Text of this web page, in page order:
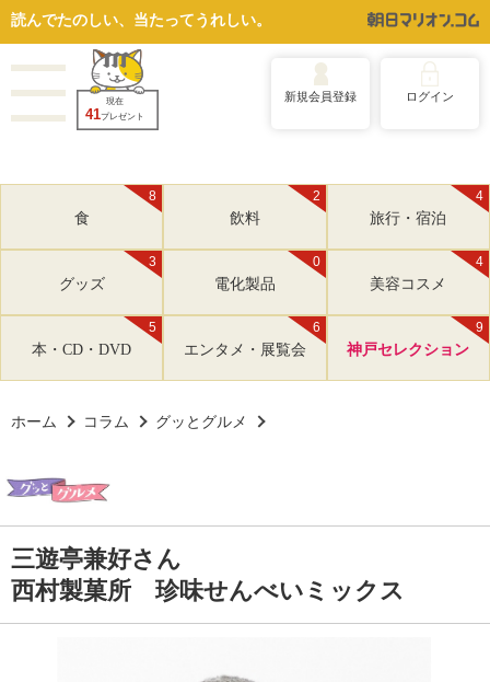
読んでたのしい、当たってうれしい。
現在
41プレゼント
新規会員登録 ログイン
8
食
2
飲料
4
旅行・宿泊
3
グッズ
0
電化製品
4
美容コスメ
5
本・CD・DVD
6
エンタメ・展覧会
9
神戸セレクション
ホーム コラム グッとグルメ
三遊亭兼好さん
西村製菓所 珍味せんべいミックス